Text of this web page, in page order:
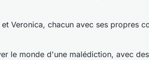
Veronica, chacun avec ses propres
le monde d'une malédiction, avec